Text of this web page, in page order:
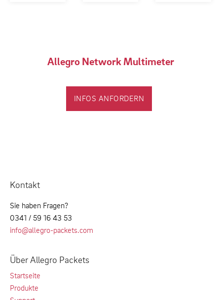
Allegro Network Multimeter
INFOS ANFORDERN
Kontakt
Sie haben Fragen?
0341 / 59 16 43 53
info@allegro-packets.com
Über Allegro Packets
Startseite
Produkte